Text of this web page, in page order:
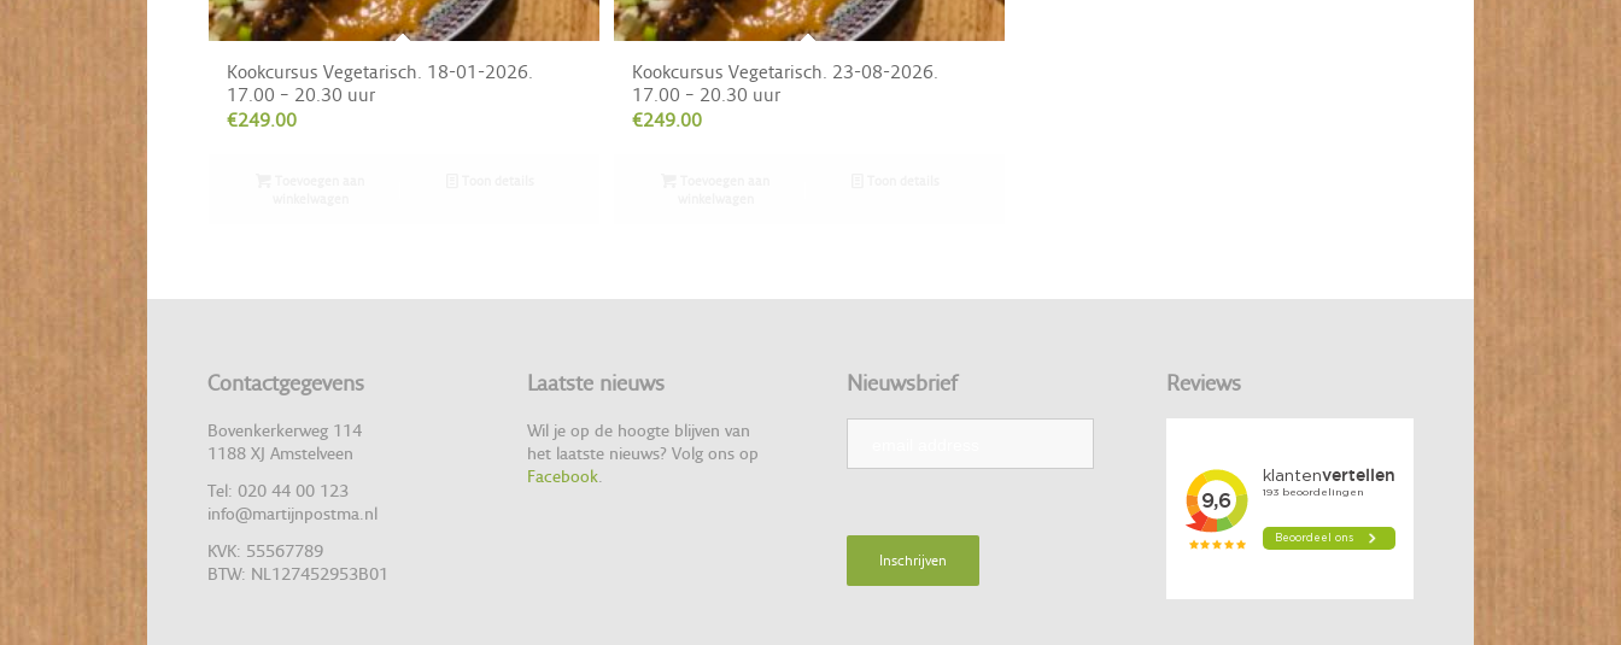
Kookcursus Vegetarisch. 18-01-2026.
17.00 – 20.30 uur
€249.00
Kookcursus Vegetarisch. 23-08-2026.
17.00 – 20.30 uur
€249.00
Contactgegevens
Bovenkerkerweg 114
1188 XJ Amstelveen
Tel: 020 44 00 123
info@martijnpostma.nl
KVK: 55567789
BTW: NL127452953B01
Laatste nieuws
Wil je op de hoogte blijven van
het laatste nieuws? Volg ons op
Facebook
Nieuwsbrief Reviews